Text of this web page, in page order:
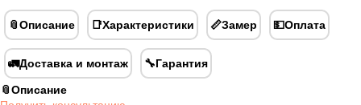
📎Описание 📑Характеристики 📏Замер 💵Оплата
🚛Доставка и монтаж 🔧Гарантия
📎Описание